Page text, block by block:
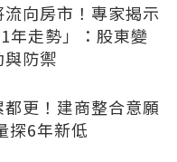
向房市！專家揭示
年走勢」：股東變
與防禦
更！建商整合意願
探6年新低